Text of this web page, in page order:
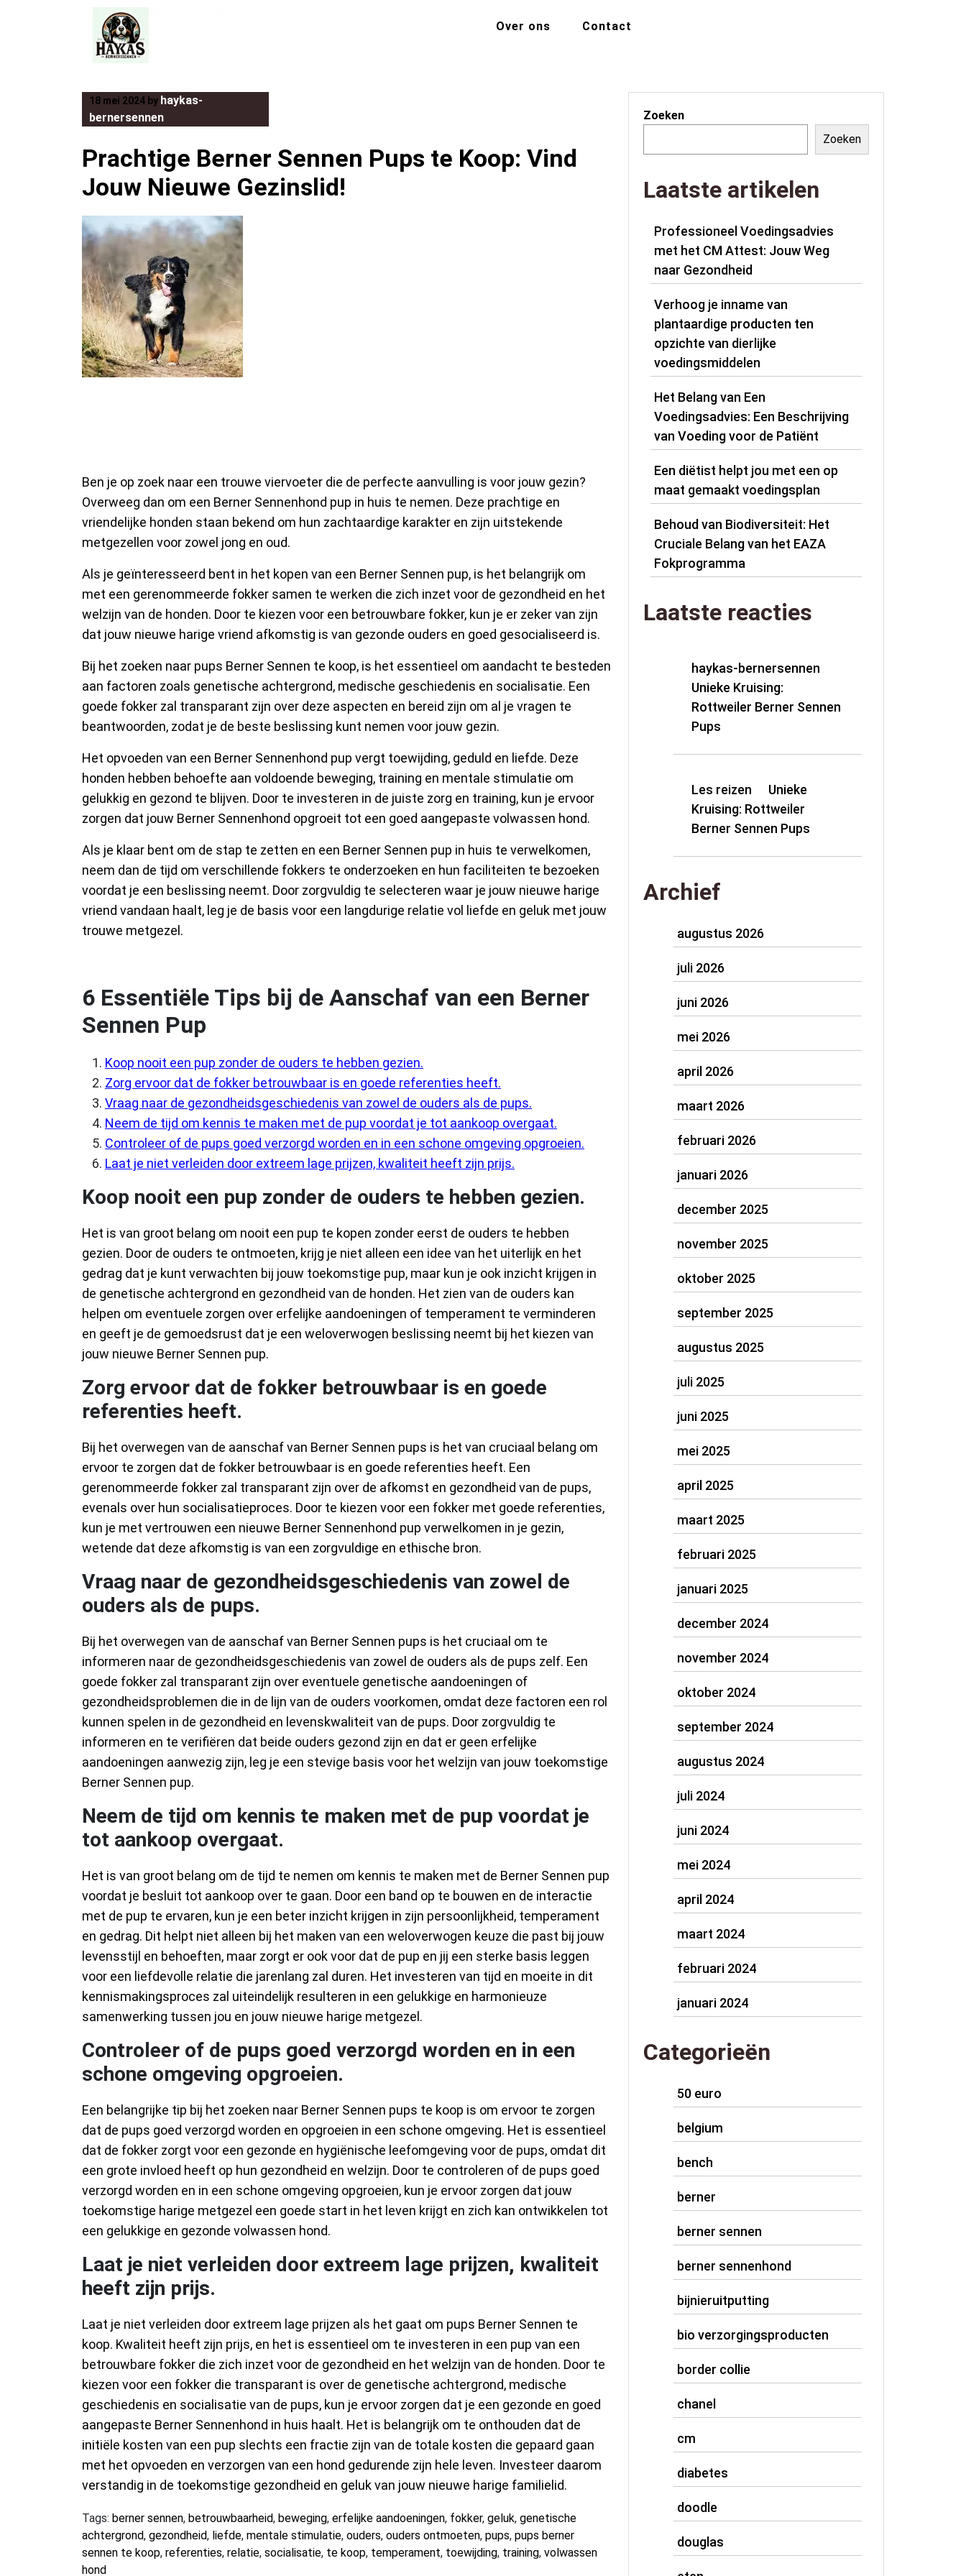
Over ons Contact
18 mei 2024 by haykas-
bernersennen
Prachtige Berner Sennen Pups te Koop: Vind
Jouw Nieuwe Gezinslid!
Ben je op zoek naar een trouwe viervoeter die de perfecte aanvulling is voor jouw gezin?
Overweeg dan om een Berner Sennenhond pup in huis te nemen. Deze prachtige en
vriendelijke honden staan bekend om hun zachtaardige karakter en zijn uitstekende
metgezellen voor zowel jong en oud.
Als je geïnteresseerd bent in het kopen van een Berner Sennen pup, is het belangrijk om
met een gerenommeerde fokker samen te werken die zich inzet voor de gezondheid en het
welzijn van de honden. Door te kiezen voor een betrouwbare fokker, kun je er zeker van zijn
dat jouw nieuwe harige vriend afkomstig is van gezonde ouders en goed gesocialiseerd is.
Bij het zoeken naar pups Berner Sennen te koop, is het essentieel om aandacht te besteden
aan factoren zoals genetische achtergrond, medische geschiedenis en socialisatie. Een
goede fokker zal transparant zijn over deze aspecten en bereid zijn om al je vragen te
beantwoorden, zodat je de beste beslissing kunt nemen voor jouw gezin.
Het opvoeden van een Berner Sennenhond pup vergt toewijding, geduld en liefde. Deze
honden hebben behoefte aan voldoende beweging, training en mentale stimulatie om
gelukkig en gezond te blijven. Door te investeren in de juiste zorg en training, kun je ervoor
zorgen dat jouw Berner Sennenhond opgroeit tot een goed aangepaste volwassen hond.
Als je klaar bent om de stap te zetten en een Berner Sennen pup in huis te verwelkomen,
neem dan de tijd om verschillende fokkers te onderzoeken en hun faciliteiten te bezoeken
voordat je een beslissing neemt. Door zorgvuldig te selecteren waar je jouw nieuwe harige
vriend vandaan haalt, leg je de basis voor een langdurige relatie vol liefde en geluk met jouw
trouwe metgezel.
6 Essentiële Tips bij de Aanschaf van een Berner
Sennen Pup
Koop nooit een pup zonder de ouders te hebben gezien.
Zorg ervoor dat de fokker betrouwbaar is en goede referenties heeft.
Vraag naar de gezondheidsgeschiedenis van zowel de ouders als de pups.
Neem de tijd om kennis te maken met de pup voordat je tot aankoop overgaat.
Controleer of de pups goed verzorgd worden en in een schone omgeving opgroeien.
Laat je niet verleiden door extreem lage prijzen, kwaliteit heeft zijn prijs.
Koop nooit een pup zonder de ouders te hebben gezien.
Het is van groot belang om nooit een pup te kopen zonder eerst de ouders te hebben
gezien. Door de ouders te ontmoeten, krijg je niet alleen een idee van het uiterlijk en het
gedrag dat je kunt verwachten bij jouw toekomstige pup, maar kun je ook inzicht krijgen in
de genetische achtergrond en gezondheid van de honden. Het zien van de ouders kan
helpen om eventuele zorgen over erfelijke aandoeningen of temperament te verminderen
en geeft je de gemoedsrust dat je een weloverwogen beslissing neemt bij het kiezen van
jouw nieuwe Berner Sennen pup.
Zorg ervoor dat de fokker betrouwbaar is en goede
referenties heeft.
Bij het overwegen van de aanschaf van Berner Sennen pups is het van cruciaal belang om
ervoor te zorgen dat de fokker betrouwbaar is en goede referenties heeft. Een
gerenommeerde fokker zal transparant zijn over de afkomst en gezondheid van de pups,
evenals over hun socialisatieproces. Door te kiezen voor een fokker met goede referenties,
kun je met vertrouwen een nieuwe Berner Sennenhond pup verwelkomen in je gezin,
wetende dat deze afkomstig is van een zorgvuldige en ethische bron.
Vraag naar de gezondheidsgeschiedenis van zowel de
ouders als de pups.
Bij het overwegen van de aanschaf van Berner Sennen pups is het cruciaal om te
informeren naar de gezondheidsgeschiedenis van zowel de ouders als de pups zelf. Een
goede fokker zal transparant zijn over eventuele genetische aandoeningen of
gezondheidsproblemen die in de lijn van de ouders voorkomen, omdat deze factoren een rol
kunnen spelen in de gezondheid en levenskwaliteit van de pups. Door zorgvuldig te
informeren en te verifiëren dat beide ouders gezond zijn en dat er geen erfelijke
aandoeningen aanwezig zijn, leg je een stevige basis voor het welzijn van jouw toekomstige
Berner Sennen pup.
Neem de tijd om kennis te maken met de pup voordat je
tot aankoop overgaat.
Het is van groot belang om de tijd te nemen om kennis te maken met de Berner Sennen pup
voordat je besluit tot aankoop over te gaan. Door een band op te bouwen en de interactie
met de pup te ervaren, kun je een beter inzicht krijgen in zijn persoonlijkheid, temperament
en gedrag. Dit helpt niet alleen bij het maken van een weloverwogen keuze die past bij jouw
levensstijl en behoeften, maar zorgt er ook voor dat de pup en jij een sterke basis leggen
voor een liefdevolle relatie die jarenlang zal duren. Het investeren van tijd en moeite in dit
kennismakingsproces zal uiteindelijk resulteren in een gelukkige en harmonieuze
samenwerking tussen jou en jouw nieuwe harige metgezel.
Controleer of de pups goed verzorgd worden en in een
schone omgeving opgroeien.
Een belangrijke tip bij het zoeken naar Berner Sennen pups te koop is om ervoor te zorgen
dat de pups goed verzorgd worden en opgroeien in een schone omgeving. Het is essentieel
dat de fokker zorgt voor een gezonde en hygiënische leefomgeving voor de pups, omdat dit
een grote invloed heeft op hun gezondheid en welzijn. Door te controleren of de pups goed
verzorgd worden en in een schone omgeving opgroeien, kun je ervoor zorgen dat jouw
toekomstige harige metgezel een goede start in het leven krijgt en zich kan ontwikkelen tot
een gelukkige en gezonde volwassen hond.
Laat je niet verleiden door extreem lage prijzen, kwaliteit
heeft zijn prijs.
Laat je niet verleiden door extreem lage prijzen als het gaat om pups Berner Sennen te
koop. Kwaliteit heeft zijn prijs, en het is essentieel om te investeren in een pup van een
betrouwbare fokker die zich inzet voor de gezondheid en het welzijn van de honden. Door te
kiezen voor een fokker die transparant is over de genetische achtergrond, medische
geschiedenis en socialisatie van de pups, kun je ervoor zorgen dat je een gezonde en goed
aangepaste Berner Sennenhond in huis haalt. Het is belangrijk om te onthouden dat de
initiële kosten van een pup slechts een fractie zijn van de totale kosten die gepaard gaan
met het opvoeden en verzorgen van een hond gedurende zijn hele leven. Investeer daarom
verstandig in de toekomstige gezondheid en geluk van jouw nieuwe harige familielid.
Tags: berner sennen, betrouwbaarheid, beweging, erfelijke aandoeningen, fokker, geluk, genetische
achtergrond, gezondheid, liefde, mentale stimulatie, ouders, ouders ontmoeten, pups, pups berner
sennen te koop, referenties, relatie, socialisatie, te koop, temperament, toewijding, training, volwassen
hond
Zoeken
Zoeken
Laatste artikelen
Professioneel Voedingsadvies
met het CM Attest: Jouw Weg
naar Gezondheid
Verhoog je inname van
plantaardige producten ten
opzichte van dierlijke
voedingsmiddelen
Het Belang van Een
Voedingsadvies: Een Beschrijving
van Voeding voor de Patiënt
Een diëtist helpt jou met een op
maat gemaakt voedingsplan
Behoud van Biodiversiteit: Het
Cruciale Belang van het EAZA
Fokprogramma
Laatste reacties
haykas-bernersennen
Unieke Kruising:
Rottweiler Berner Sennen
Pups
Les reizen
Unieke
Kruising: Rottweiler
Berner Sennen Pups
Archief
augustus 2026
juli 2026
juni 2026
mei 2026
april 2026
maart 2026
februari 2026
januari 2026
december 2025
november 2025
oktober 2025
september 2025
augustus 2025
juli 2025
juni 2025
mei 2025
april 2025
maart 2025
februari 2025
januari 2025
december 2024
november 2024
oktober 2024
september 2024
augustus 2024
juli 2024
juni 2024
mei 2024
april 2024
maart 2024
februari 2024
januari 2024
Categorieën
50 euro
belgium
bench
berner
berner sennen
berner sennenhond
bijnieruitputting
bio verzorgingsproducten
border collie
chanel
cm
diabetes
doodle
douglas